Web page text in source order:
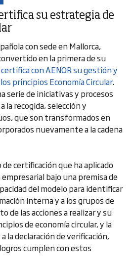
su estrategia de
con sede en Mallorca,
en la primera de su
certifica con AENOR su gestión y
principios Economía Circular.
serie de iniciativas y procesos
la recogida, selección y
que son transformados en
nuevamente a la cadena
certificación que ha aplicado
bajo una premisa de
del modelo para identificar
interna y a los grupos de
de las acciones a realizar y su
de economía circular, y la
la declaración de verificación,
cumplen con estos